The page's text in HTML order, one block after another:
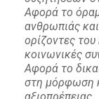
Αφορά το
ανθρωπιάς
ορίζοντες
κοινωνικές
Αφορά το
στη μόρφωση
αξιοπρέπειας.